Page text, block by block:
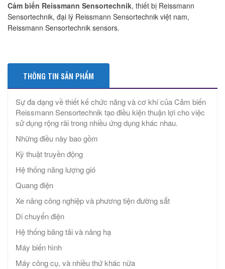
Cảm biến Reissmann Sensortechnik, thiết bị Reissmann
Sensortechnik, đại lý Reissmann Sensortechnik việt nam,
Reissmann Sensortechnik sensors.
THÔNG TIN SẢN PHẨM
Sự đa dạng về thiết kế chức năng và cơ khí của Cảm biến
Reissmann Sensortechnik tạo điều kiện thuận lợi cho việc
sử dụng rộng rãi trong nhiều ứng dụng khác nhau.
Những điều này bao gồm
Kỹ thuật truyền động
Hệ thống năng lượng gió
Quang điện
Xe nâng công nghiệp và phương tiện đường sắt
Di chuyển điện
Hệ thống băng tải và nâng hạ
Máy biến hình
Máy công cụ, và nhiều thứ khác nữa